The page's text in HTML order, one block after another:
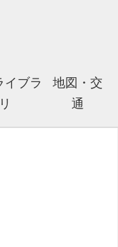
イブラ
リ
地図・交
通